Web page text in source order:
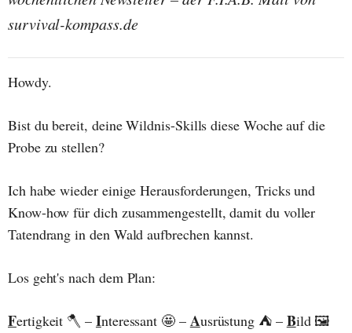
survival-kompass.de
Howdy.
Bist du bereit, deine Wildnis-Skills diese Woche auf die
Probe zu stellen?
Ich habe wieder einige Herausforderungen, Tricks und
Know-how für dich zusammengestellt, damit du voller
Tatendrang in den Wald aufbrechen kannst.
Los geht's nach dem Plan:
Fertigkeit 🪓 – Interessant 🤩 – Ausrüstung ⛺ – Bild 🖼️